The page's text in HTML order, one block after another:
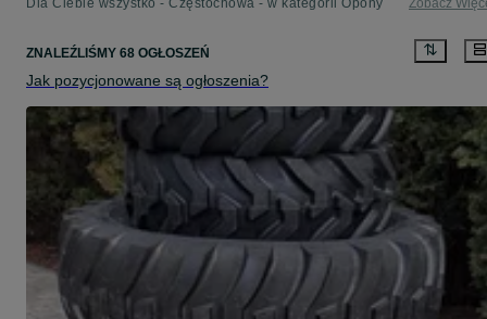
Dla Ciebie wszystko - Częstochowa - w kategorii Opony Zobacz
ZNALEŹLIŚMY 68 OGŁOSZEŃ
Jak pozycjonowane są ogłoszenia?